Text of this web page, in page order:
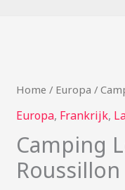
Home / Europa /
Europa, Frankrijk,
Camping
Roussillon